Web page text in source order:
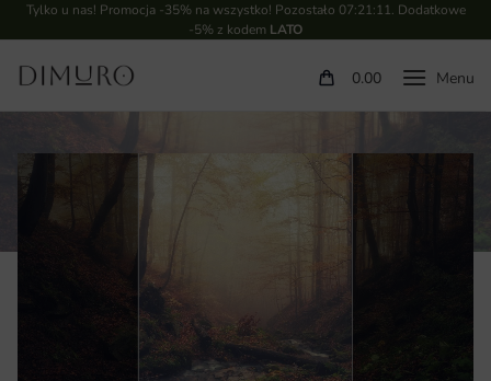
Tylko u nas! Promocja -35% na wszystko! Pozostało 07:21:11. Dodatkowe
-5% z kodem LATO
0.00